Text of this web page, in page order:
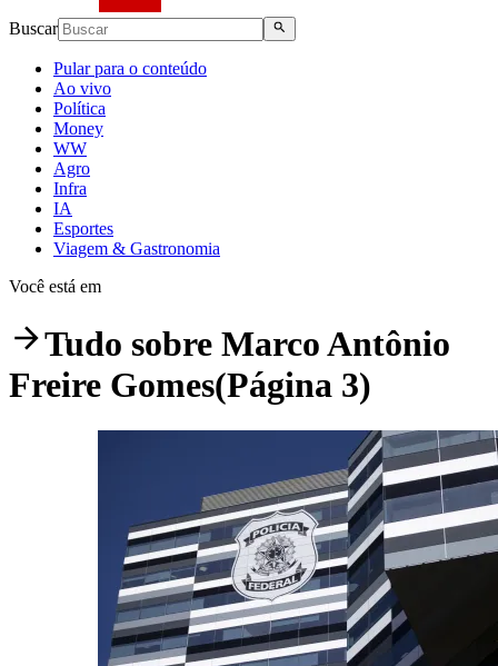
Buscar
Pular para o conteúdo
Ao vivo
Política
Money
WW
Agro
Infra
IA
Esportes
Viagem & Gastronomia
Você está em
Tudo sobre Marco Antônio
Freire Gomes(Página 3)